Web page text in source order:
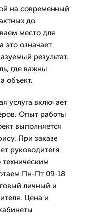
на современный
до
место для
это означает
результат.
где важны
объект.
услуга включает
Опыт работы
выполняется
При заказе
руководителя
Пн-Пт 09-18
личный и
Цена и